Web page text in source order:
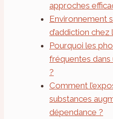
approches
Environnement
d’addiction chez
Pourquoi les
fréquentes
?
Comment
substances
dépendance ?